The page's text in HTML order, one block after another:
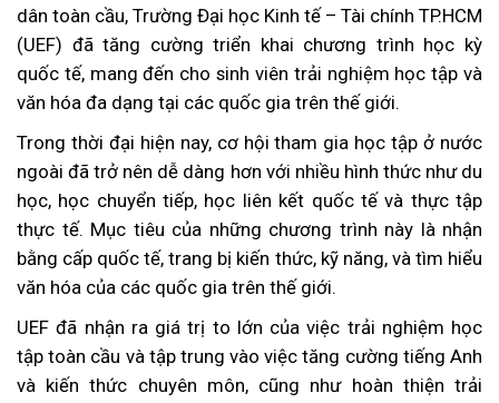
dân toàn cầu, Trường Đại học Kinh tế – Tài chính TP.HCM
(UEF) đã tăng cường triển khai chương trình học kỳ
quốc tế, mang đến cho sinh viên trải nghiệm học tập và
văn hóa đa dạng tại các quốc gia trên thế giới.
Trong thời đại hiện nay, cơ hội tham gia học tập ở nước
ngoài đã trở nên dễ dàng hơn với nhiều hình thức như du
học, học chuyển tiếp, học liên kết quốc tế và thực tập
thực tế. Mục tiêu của những chương trình này là nhận
bằng cấp quốc tế, trang bị kiến thức, kỹ năng, và tìm hiểu
văn hóa của các quốc gia trên thế giới.
UEF đã nhận ra giá trị to lớn của việc trải nghiệm học
tập toàn cầu và tập trung vào việc tăng cường tiếng Anh
và kiến thức chuyên môn, cũng như hoàn thiện trải